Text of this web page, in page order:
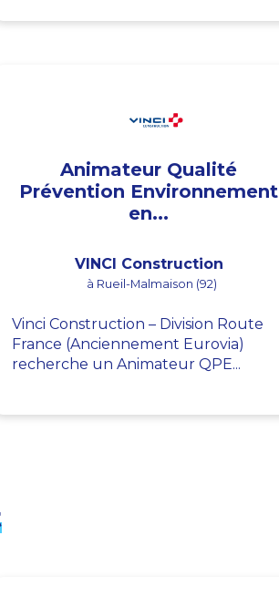
Animateur Qualité
Prévention Environnement
en...
VINCI Construction
à Rueil-Malmaison (92)
Vinci Construction – Division Route
France (Anciennement Eurovia)
recherche un Animateur QPE...